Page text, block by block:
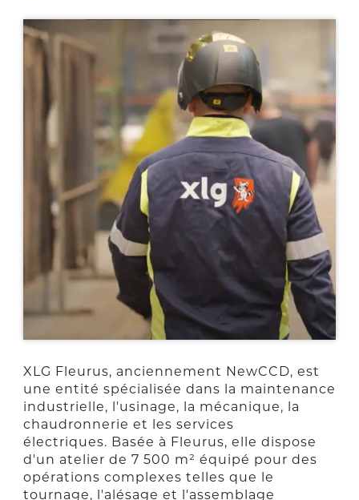
XLG Fleurus, anciennement NewCCD, est
une entité spécialisée dans la maintenance
industrielle, l'usinage, la mécanique, la
chaudronnerie et les services
électriques. Basée à Fleurus, elle dispose
d'un atelier de 7 500 m² équipé pour des
opérations complexes telles que le
tournage, l'alésage et l'assemblage